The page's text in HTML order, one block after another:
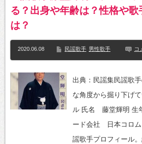
る？出身や年齢は？性格や歌
は？
2020.06.08 民謡歌手 男性歌手 コ
出典：民謡集民謡歌
な角度から掘り下げ
ル 氏名 藤堂輝明 生
ード会社 日本コロ
謡歌手プロフィール